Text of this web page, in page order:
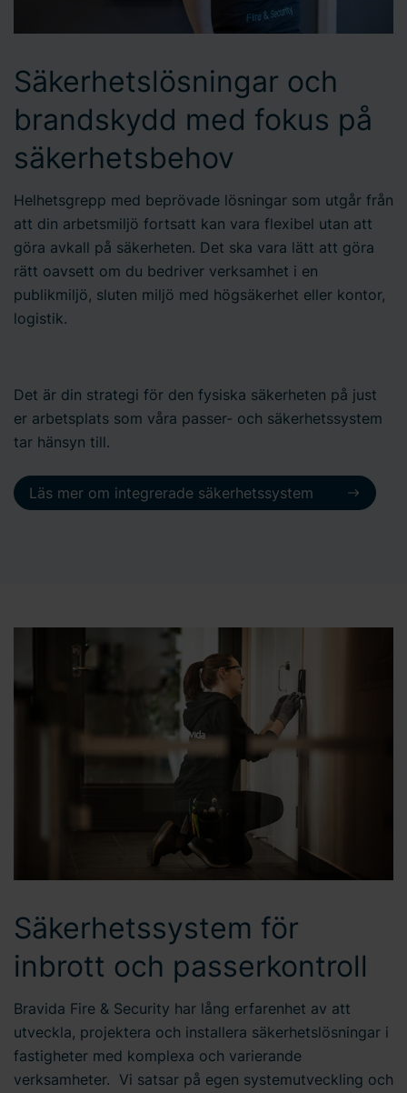
Säkerhetslösningar och
brandskydd med fokus på
säkerhetsbehov
Helhetsgrepp med beprövade lösningar som utgår från
att din arbetsmiljö fortsatt kan vara flexibel utan att
göra avkall på säkerheten. Det ska vara lätt att göra
rätt oavsett om du bedriver verksamhet i en
publikmiljö, sluten miljö med högsäkerhet eller kontor,
logistik.
Det är din strategi för den fysiska säkerheten på just
er arbetsplats som våra passer- och säkerhetssystem
tar hänsyn till.
Läs mer om integrerade säkerhetssystem
Säkerhetssystem för
inbrott och passerkontroll
Bravida Fire & Security har lång erfarenhet av att
utveckla, projektera och installera säkerhetslösningar i
fastigheter med komplexa och varierande
verksamheter. Vi satsar på egen systemutveckling och